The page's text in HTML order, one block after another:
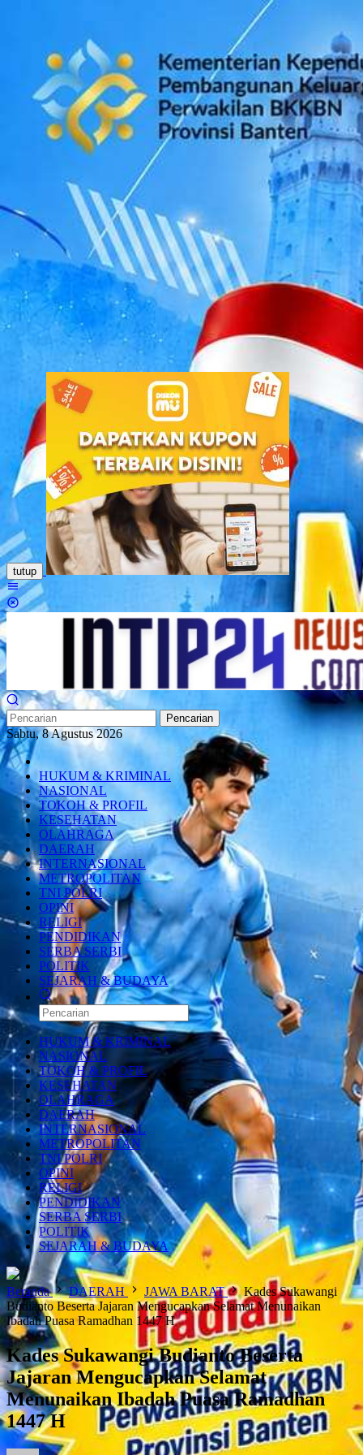
konten
tutup
Menu
Mobile
Pencarian
Sabtu, 8 Agustus 2026
HUKUM & KRIMINAL
NASIONAL
TOKOH & PROFIL
KESEHATAN
OLAHRAGA
DAERAH
INTERNASIONAL
METROPOLITAN
TNI POLRI
OPINI
RELIGI
PENDIDIKAN
SERBA SERBI
POLITIK
SEJARAH & BUDAYA
HUKUM & KRIMINAL
NASIONAL
TOKOH & PROFIL
KESEHATAN
OLAHRAGA
DAERAH
INTERNASIONAL
METROPOLITAN
TNI POLRI
OPINI
RELIGI
PENDIDIKAN
SERBA SERBI
POLITIK
SEJARAH & BUDAYA
Beranda DAERAH JAWA BARAT
Kades Sukawangi
Budianto Beserta Jajaran Mengucapkan Selamat Menunaikan
Ibadah Puasa Ramadhan 1447 H
Kades Sukawangi Budianto Beserta
Jajaran Mengucapkan Selamat
Menunaikan Ibadah Puasa Ramadhan
1447 H